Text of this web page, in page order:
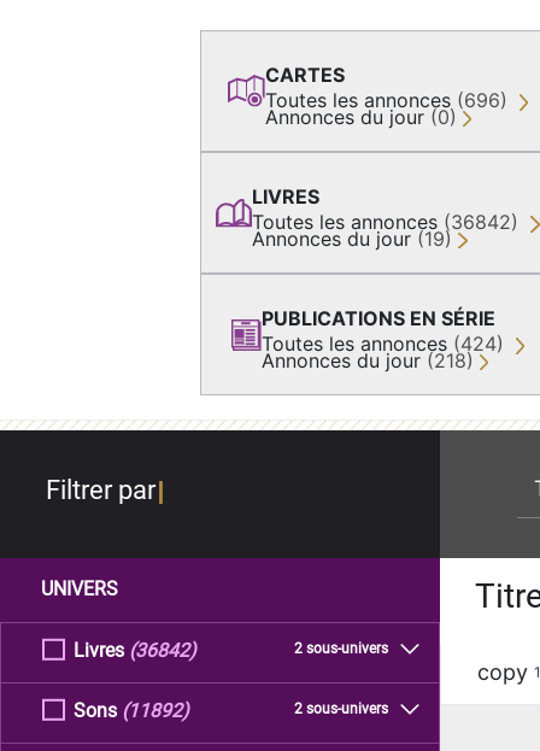
CARTES
Toutes les annonces (696)
Annonces du jour (0)
LIVRES
Toutes les annonces (36842)
Annonces du jour (19)
PUBLICATIONS EN SÉRIE
Toutes les annonces (424)
Annonces du jour (218)
Filtrer par
UNIVERS
Livres 2 sous-univers
(36842)
Sons 2 sous-univers
(11892)
copy